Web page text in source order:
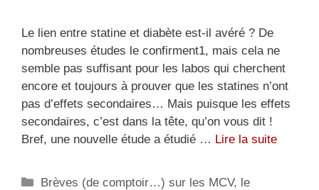
Le lien entre statine et diabète est-il avéré ? De
nombreuses études le confirment1, mais cela ne
semble pas suffisant pour les labos qui cherchent
encore et toujours à prouver que les statines n’ont
pas d’effets secondaires… Mais puisque les effets
secondaires, c’est dans la tête, qu’on vous dit !
Bref, une nouvelle étude a étudié … Lire la suite
Catégories
Brèves (de comptoir…) sur les MCV, le